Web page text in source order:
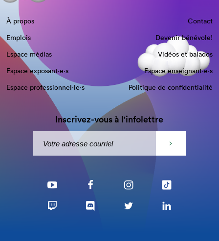
À propos
Contact
Emplois
Devenir bénévole!
Espace médias
Vidéos et balados
Espace exposant·e⋅s
Espace enseignant·e⋅s
Espace professionnel·le⋅s
Politique de confidentialité
Inscrivez-vous à l'infolettre